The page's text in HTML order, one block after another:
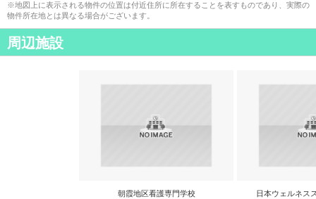
※地図上に表示される物件の位置は付近住所に所在することを表すものであり、実際の
物件所在地とは異なる場合がございます。
周辺施設
朝霞地区看護専門学校 日本ウェルネス